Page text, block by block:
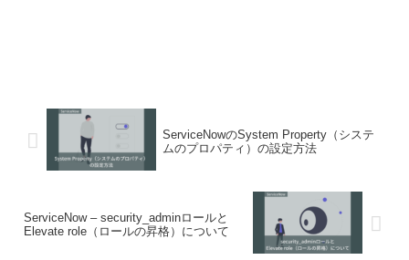
ServiceNowのSystem Property（システ
ムのプロパティ）の設定方法
ServiceNow – security_adminロールと
Elevate role（ロールの昇格）について